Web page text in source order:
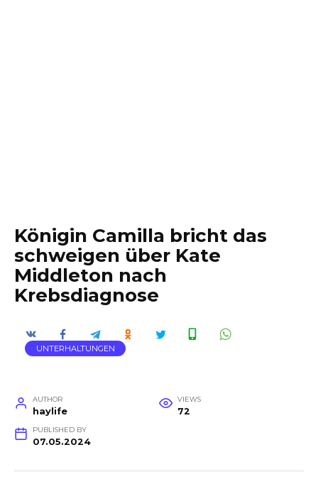
Königin Camilla bricht das
schweigen über Kate
Middleton nach
Krebsdiagnose
UNTERHALTUNGEN
AUTHOR
haylife
VIEWS
72
PUBLISHED BY
07.05.2024